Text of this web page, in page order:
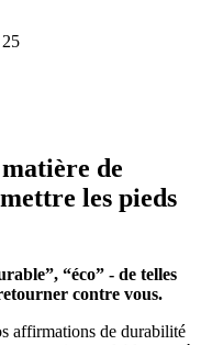
de
les pieds
“éco” - de telles
contre vous.
affirmations de durabilité